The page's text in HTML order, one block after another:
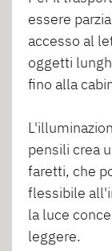
essere
accesso al
oggetti
fino alla
pensili crea
faretti, che
flessibile
la luce
leggere.